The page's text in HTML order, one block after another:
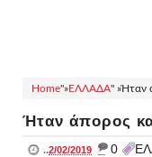
Home"»ΕΛΛΑΔΑ" »Ήταν
Ήταν άπορος
..2/02/2019 _ 0